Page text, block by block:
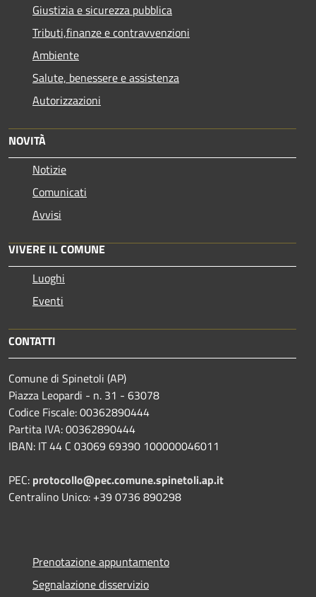
Giustizia e sicurezza pubblica
Tributi,finanze e contravvenzioni
Ambiente
Salute, benessere e assistenza
Autorizzazioni
NOVITÀ
Notizie
Comunicati
Avvisi
VIVERE IL COMUNE
Luoghi
Eventi
CONTATTI
Comune di Spinetoli (AP)
Piazza Leopardi - n. 31 - 63078
Codice Fiscale: 00362890444
Partita IVA: 00362890444
IBAN: IT 44 C 03069 69390 100000046011
PEC: protocollo@pec.comune.spinetoli.ap.it
Centralino Unico: +39 0736 890298
Prenotazione appuntamento
Segnalazione disservizio